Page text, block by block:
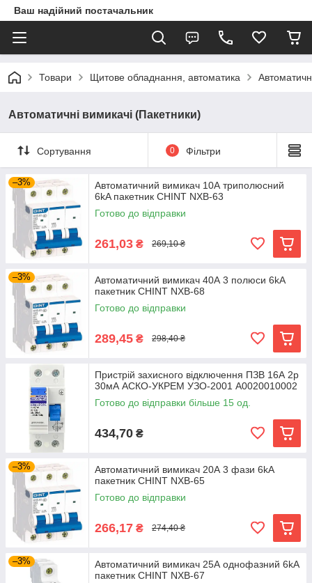
Ваш надійний постачальник
Товари Щитове обладнання, автоматика
Автоматичні вимикачі (Пакетники)
Сортування 0 Фільтри
–3%
Автоматичний вимикач 10А триполюсний
6kA пакетник CHINT NXB-63
Готово до відправки
261,03 ₴ 269,10 ₴
–3%
Автоматичний вимикач 40А 3 полюси 6kA
пакетник CHINT NXB-68
Готово до відправки
289,45 ₴ 298,40 ₴
Пристрій захисного відключення ПЗВ 16А 2р
30мА АСКО-УКРЕМ УЗО-2001 A0020010002
Готово до відправки більше 15 од.
434,70 ₴
–3%
Автоматичний вимикач 20А 3 фази 6kA
пакетник CHINT NXB-65
Готово до відправки
266,17 ₴ 274,40 ₴
–3%
Автоматичний вимикач 25А однофазний 6kA
пакетник CHINT NXB-67